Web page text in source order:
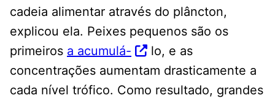
cadeia alimentar através do plâncton,
explicou ela. Peixes pequenos são os
primeiros a acumulá-
lo, e as
concentrações aumentam drasticamente a
cada nível trófico. Como resultado, grandes